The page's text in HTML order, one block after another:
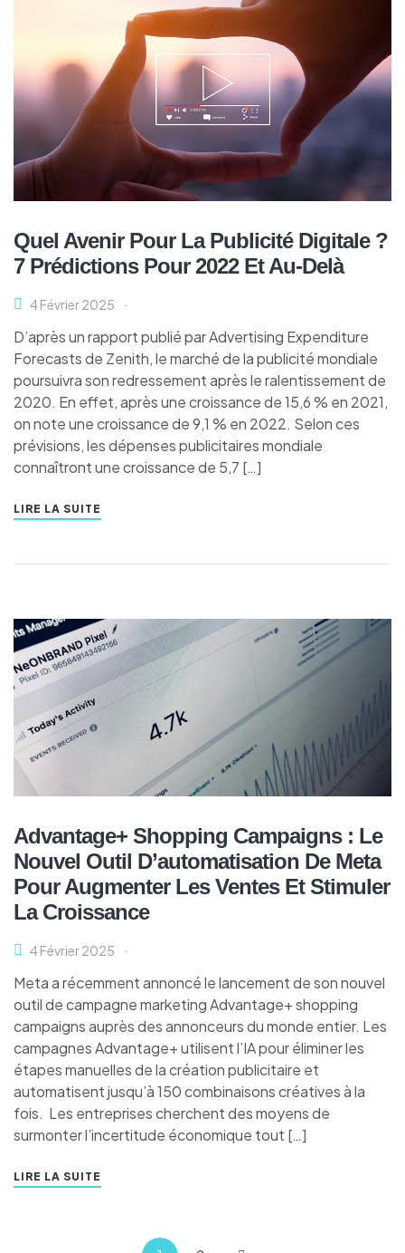
Quel Avenir Pour La Publicité Digitale ?
7 Prédictions Pour 2022 Et Au-Delà
4 Février 2025
D’après un rapport publié par Advertising Expenditure
Forecasts de Zenith, le marché de la publicité mondiale
poursuivra son redressement après le ralentissement de
2020. En effet, après une croissance de 15,6 % en 2021,
on note une croissance de 9,1 % en 2022. Selon ces
prévisions, les dépenses publicitaires mondiale
connaîtront une croissance de 5,7 […]
LIRE LA SUITE
Advantage+ Shopping Campaigns : Le
Nouvel Outil D’automatisation De Meta
Pour Augmenter Les Ventes Et Stimuler
La Croissance
4 Février 2025
Meta a récemment annoncé le lancement de son nouvel
outil de campagne marketing Advantage+ shopping
campaigns auprès des annonceurs du monde entier. Les
campagnes Advantage+ utilisent l’IA pour éliminer les
étapes manuelles de la création publicitaire et
automatisent jusqu’à 150 combinaisons créatives à la
fois. Les entreprises cherchent des moyens de
surmonter l’incertitude économique tout […]
LIRE LA SUITE